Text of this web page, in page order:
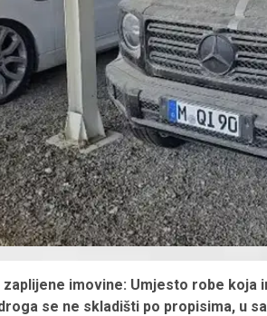
imovine: Umjesto robe koja
se ne skladišti po propisima, u